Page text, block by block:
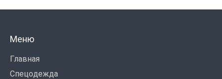
Меню
Главная
Спецодежда